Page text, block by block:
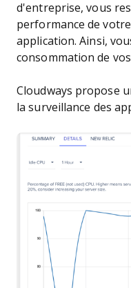
d'entreprise, vous
performance de
application. Ainsi,
consommation de
Cloudways propose
la surveillance des